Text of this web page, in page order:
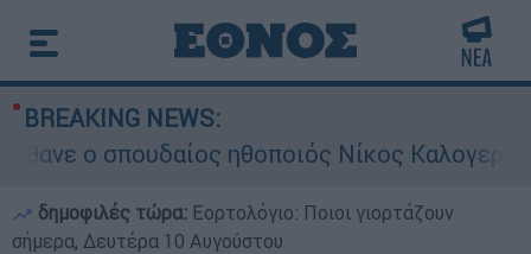
BREAKING NEWS:
ηθοποιός Νίκος Καλογερόπουλος
δημοφιλές τώρα: Εορτολόγιο: Ποιοι γιορτάζουν
σήμερα, Δευτέρα 10 Αυγούστου